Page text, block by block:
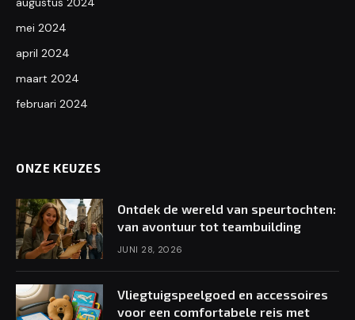
mei 2024
april 2024
maart 2024
februari 2024
ONZE KEUZES
Ontdek de wereld van speurtochten:
van avontuur tot teambuilding
JUNI 28, 2026
Vliegtuigspeelgoed en accessoires
voor een comfortabele reis met